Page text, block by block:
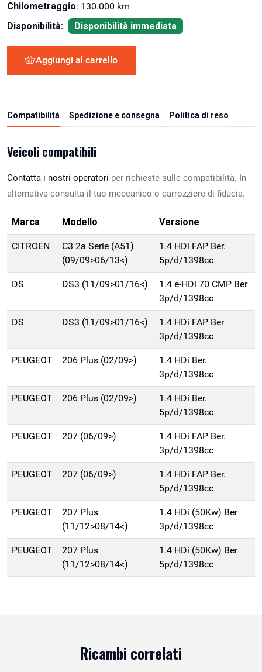
Chilometraggio: 130.000 km
Disponibilità:
Disponibilità immediata
Aggiungi al carrello
Compatibilità Spedizione e consegna Politica di reso
Veicoli compatibili
Contatta i nostri operatori per richieste sulle compatibilità. In
alternativa consulta il tuo meccanico o carrozziere di fiducia.
Marca Modello Versione
CITROEN
C3 2a Serie (A51)
(09/09>06/13<)
1.4 HDi FAP Ber.
5p/d/1398cc
DS DS3 (11/09>01/16<)
1.4 e-HDi 70 CMP Ber
3p/d/1398cc
DS DS3 (11/09>01/16<)
1.4 HDi FAP Ber
3p/d/1398cc
PEUGEOT 206 Plus (02/09>)
1.4 HDi Ber.
3p/d/1398cc
PEUGEOT 206 Plus (02/09>)
1.4 HDi Ber.
5p/d/1398cc
PEUGEOT 207 (06/09>)
1.4 HDi FAP Ber.
3p/d/1398cc
PEUGEOT 207 (06/09>)
1.4 HDi FAP Ber.
5p/d/1398cc
PEUGEOT
207 Plus
(11/12>08/14<)
1.4 HDi (50Kw) Ber
3p/d/1398cc
PEUGEOT
207 Plus
(11/12>08/14<)
1.4 HDi (50Kw) Ber
5p/d/1398cc
Ricambi correlati